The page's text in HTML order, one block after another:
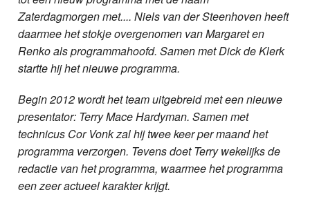
Zaterdagmorgen met.... Niels van der Steenhoven heeft
daarmee het stokje overgenomen van Margaret en
Renko als programmahoofd. Samen met Dick de Klerk
startte hij het nieuwe programma.
Begin 2012 wordt het team uitgebreid met een nieuwe
presentator: Terry Mace Hardyman. Samen met
technicus Cor Vonk zal hij twee keer per maand het
programma verzorgen. Tevens doet Terry wekelijks de
redactie van het programma, waarmee het programma
een zeer actueel karakter krijgt.